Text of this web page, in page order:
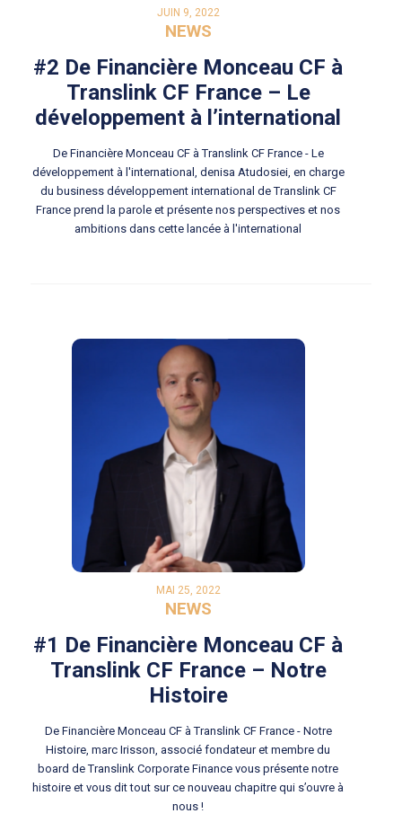
JUIN 9, 2022
NEWS
#2 De Financière Monceau CF à
Translink CF France – Le
développement à l’international
De Financière Monceau CF à Translink CF France - Le
développement à l'international, denisa Atudosiei, en charge
du business développement international de Translink CF
France prend la parole et présente nos perspectives et nos
ambitions dans cette lancée à l'international
MAI 25, 2022
NEWS
#1 De Financière Monceau CF à
Translink CF France – Notre
Histoire
De Financière Monceau CF à Translink CF France - Notre
Histoire, marc Irisson, associé fondateur et membre du
board de Translink Corporate Finance vous présente notre
histoire et vous dit tout sur ce nouveau chapitre qui s’ouvre à
nous !